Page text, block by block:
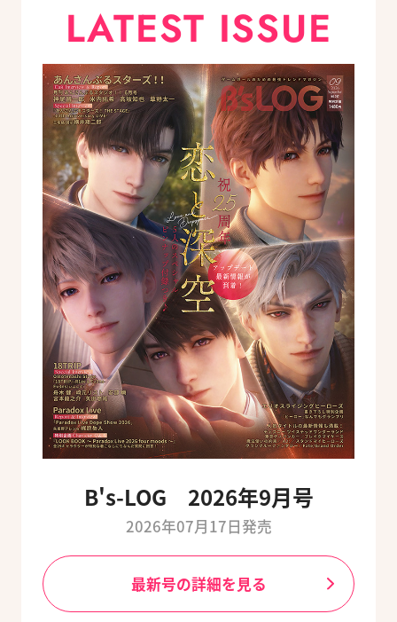
LATEST ISSUE
B's-LOG 2026年9月号
2026年07月17日発売
最新号の詳細を見る